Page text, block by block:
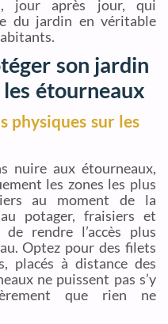
jour après jour, qui
du jardin en véritable
son jardin
étourneaux
physiques sur les
nuire aux étourneaux,
les zones les plus
au moment de la
potager, fraisiers et
rendre l’accès plus
Optez pour des filets
placés à distance des
ne puissent pas s’y
que rien ne